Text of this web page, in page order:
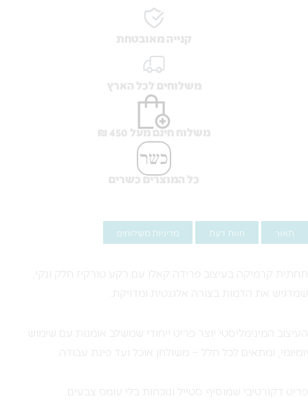
קנייה מאובטחת
משלוחים לכל הארץ
משלוח חינם מעל 450 ₪
כל המוצרים כשרים
תאור חוות דעת מדיניות משלוחים
תחתית קרמיקה בעיצוב פרידה קאלו עם רקע טורקיז חלק ונקי,
שמדגיש את הדמות בצורה אלגנטית ומדויקת.
העיצוב המינימליסטי יוצר פריט ייחודי שמשלב אומנות עם שימוש
יומיומי, ומתאים לכל חלל – משולחן אוכל ועד פינת עבודה.
פריט דקורטיבי שמוסיף סטייל ונוכחות בלי עומס צבעים.